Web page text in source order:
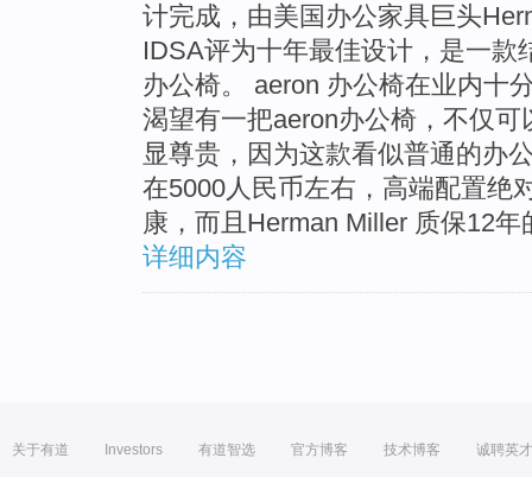
计完成，由美国办公家具巨头
IDSA评为十年最佳设计，是一
办公椅。 aeron 办公椅在业内十
渴望有一把aeron办公椅，不仅
显尊贵，因为这款看似普通的办
在5000人民币左右，高端配置绝
康，而且Herman Miller 质保12
详细内容
关于有道 Investors 有道智选 官方博客 技术博客 诚聘英才